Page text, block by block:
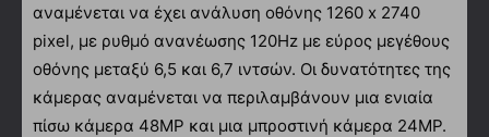
αναμένεται να έχει ανάλυση οθόνης 1260 x 2740
pixel, με ρυθμό ανανέωσης 120Hz με εύρος μεγέθους
οθόνης μεταξύ 6,5 και 6,7 ιντσών. Οι δυνατότητες της
κάμερας αναμένεται να περιλαμβάνουν μια ενιαία
πίσω κάμερα 48MP και μια μπροστινή κάμερα 24MP.